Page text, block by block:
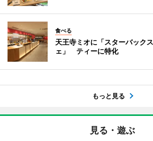
食べる
天王寺ミオに「スターバック
ェ」 ティーに特化
もっと見る
見る・遊ぶ